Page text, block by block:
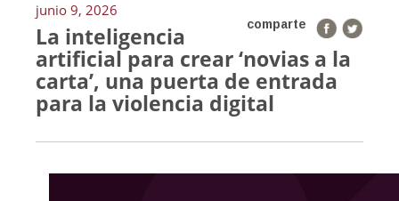
junio 9, 2026
comparte
La inteligencia
artificial para crear ‘novias a la
carta’, una puerta de entrada
para la violencia digital